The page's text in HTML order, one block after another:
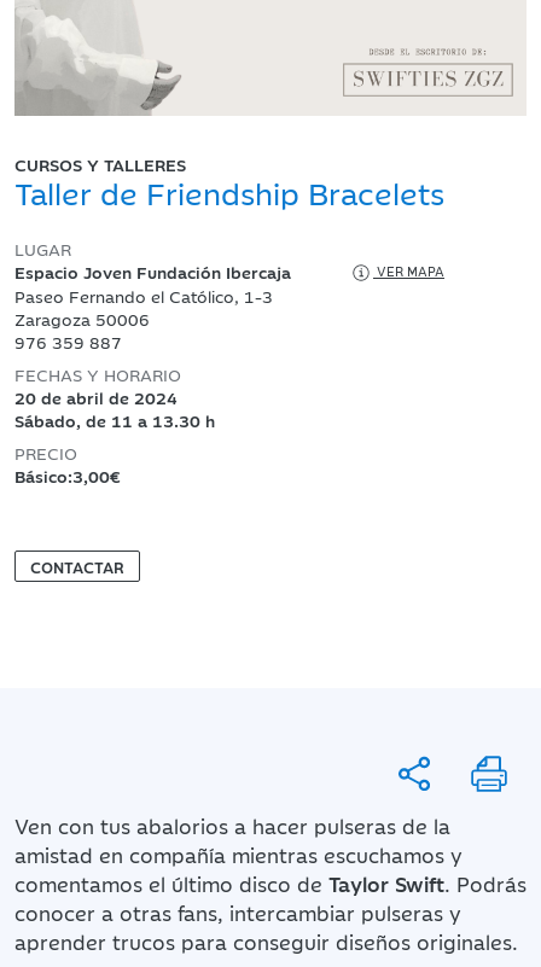
CURSOS Y TALLERES
Taller de Friendship Bracelets
LUGAR
Espacio Joven Fundación Ibercaja
VER MAPA
Paseo Fernando el Católico, 1-3
Zaragoza 50006
976 359 887
FECHAS Y HORARIO
20 de abril de 2024
Sábado, de 11 a 13.30 h
PRECIO
Básico:3,00€
CONTACTAR
Ven con tus abalorios a hacer pulseras de la
amistad en compañía mientras escuchamos y
comentamos el último disco de Taylor Swift. Podrás
conocer a otras fans, intercambiar pulseras y
aprender trucos para conseguir diseños originales.